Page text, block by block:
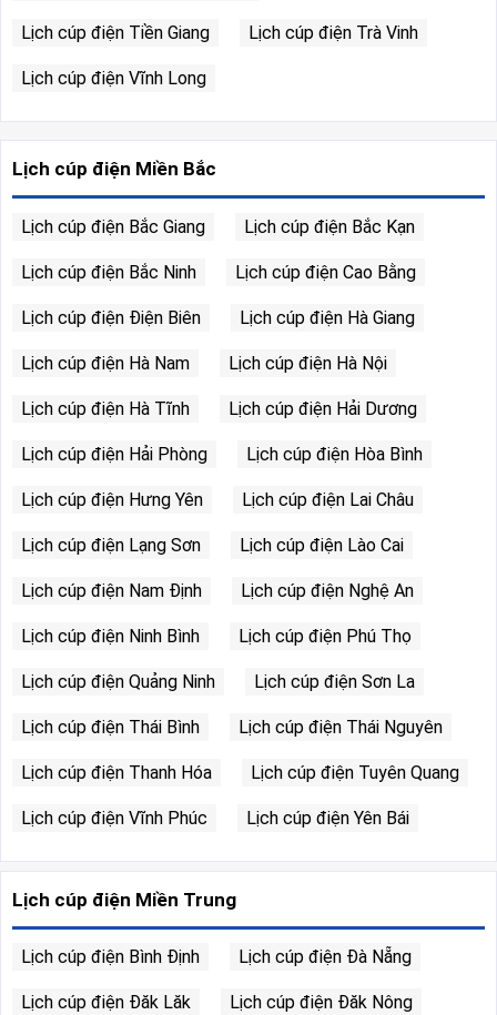
Lịch cúp điện Tiền Giang Lịch cúp điện Trà Vinh
Lịch cúp điện Vĩnh Long
Lịch cúp điện Miền Bắc
Lịch cúp điện Bắc Giang Lịch cúp điện Bắc Kạn
Lịch cúp điện Bắc Ninh Lịch cúp điện Cao Bằng
Lịch cúp điện Điện Biên Lịch cúp điện Hà Giang
Lịch cúp điện Hà Nam Lịch cúp điện Hà Nội
Lịch cúp điện Hà Tĩnh Lịch cúp điện Hải Dương
Lịch cúp điện Hải Phòng Lịch cúp điện Hòa Bình
Lịch cúp điện Hưng Yên Lịch cúp điện Lai Châu
Lịch cúp điện Lạng Sơn Lịch cúp điện Lào Cai
Lịch cúp điện Nam Định Lịch cúp điện Nghệ An
Lịch cúp điện Ninh Bình Lịch cúp điện Phú Thọ
Lịch cúp điện Quảng Ninh Lịch cúp điện Sơn La
Lịch cúp điện Thái Bình Lịch cúp điện Thái Nguyên
Lịch cúp điện Thanh Hóa Lịch cúp điện Tuyên Quang
Lịch cúp điện Vĩnh Phúc Lịch cúp điện Yên Bái
Lịch cúp điện Miền Trung
Lịch cúp điện Bình Định Lịch cúp điện Đà Nẵng
Lịch cúp điện Đăk Lăk Lịch cúp điện Đăk Nông